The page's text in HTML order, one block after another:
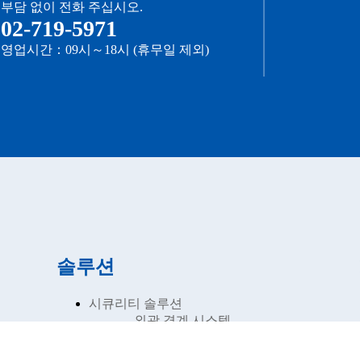
부담 없이 전화 주십시오.
02-719-5971
영업시간：09시～18시 (휴무일 제외)
솔루션
시큐리티 솔루션
– 외곽 경계 시스템